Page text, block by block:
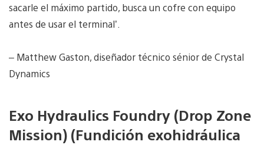
sacarle el máximo partido, busca un cofre con equipo
antes de usar el terminal’.
– Matthew Gaston, diseñador técnico sénior de Crystal
Dynamics
Exo Hydraulics Foundry (Drop Zone
Mission) (Fundición exohidráulica